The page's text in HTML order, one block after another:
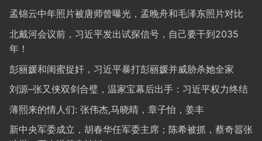
孟锦云中年照片被唐师曾曝光，孟晚舟和毛泽东照片对比
北戴河会议前，习近平发出试探信号，自己要干到2035
年！
彭丽媛和闺蜜捉奸，习近平暴打彭丽媛并威胁杀她全家
刘源–张又侠双剑合璧，温家宝幕后出手：习近平权力终结
薄熙来的情人们: 张伟杰,马晓晴，章子怡，姜丰
新中央军委成立，胡春华任军委主席；陈希被抓，蔡奇嚣张